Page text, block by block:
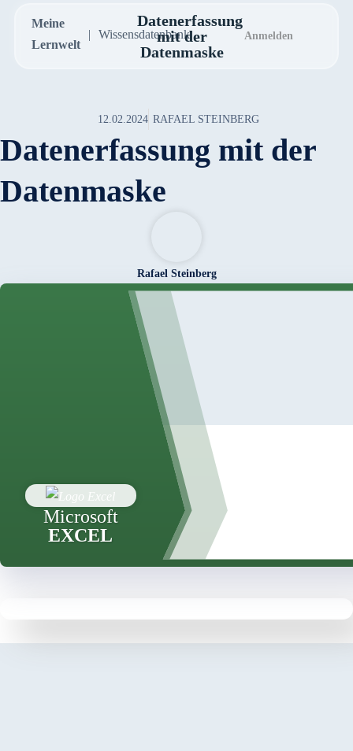
Meine
Lernwelt
Wissensdatenbank
Datenerfassung
mit der
Datenmaske
Anmelden
12.02.2024 RAFAEL STEINBERG
Datenerfassung mit der
Datenmaske
Rafael Steinberg
Microsoft
EXCEL